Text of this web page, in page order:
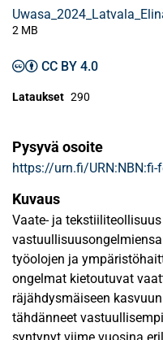
2 MB
CC BY 4.0
Lataukset 290
Pysyvä osoite
https://urn.fi/
Kuvaus
Vaate- ja
työolojen ja
ongelmat kietoutuvat
räjähdysmäiseen
tähdänneet